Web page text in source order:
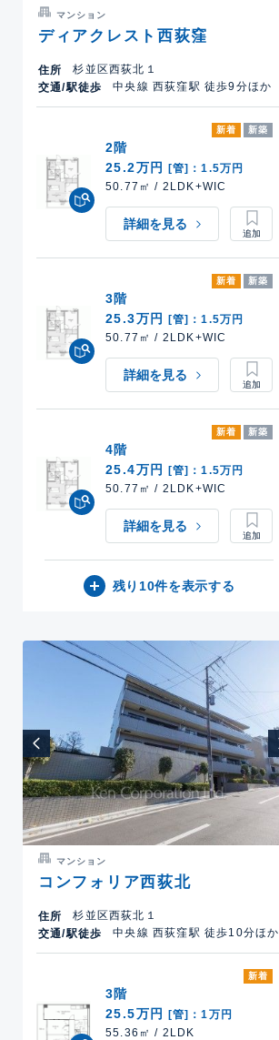
マンション
ディアクレスト西荻窪
住所
杉並区西荻北１
交通/駅徒歩
中央線 西荻窪駅 徒歩9分ほか
新着 新築
2階
25.2万円
[管]：1.5万円
50.77㎡ / 2LDK+WIC
詳細を見る
新着 新築
3階
25.3万円
[管]：1.5万円
50.77㎡ / 2LDK+WIC
詳細を見る
新着 新築
4階
25.4万円
[管]：1.5万円
50.77㎡ / 2LDK+WIC
詳細を見る
残り10件を表示する
マンション
コンフォリア西荻北
住所
杉並区西荻北１
交通/駅徒歩
中央線 西荻窪駅 徒歩10分ほか
新着
3階
25.5万円
[管]：1万円
55.36㎡ / 2LDK